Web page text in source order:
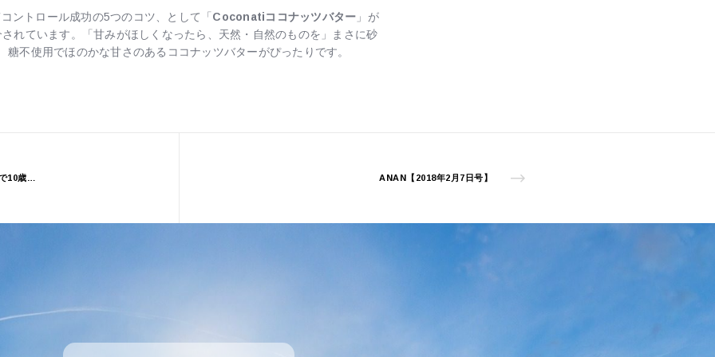
ントロール成功の5つのコツ、として「 Coconatiココナッツバター 」が
されています。「甘みがほしくなったら、天然・自然のものを」まさに砂
糖不使用でほのかな甘さのあるココナッツバターがぴったりです。
ANAN【2018年2月7日号】